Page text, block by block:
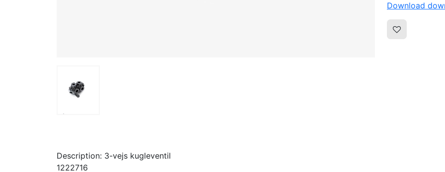
>
Download
Description: 3-vejs kugleventil
1222716